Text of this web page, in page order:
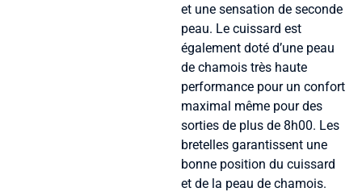
et une sensation de seconde
peau. Le cuissard est
également doté d’une peau
de chamois très haute
performance pour un confort
maximal même pour des
sorties de plus de 8h00. Les
bretelles garantissent une
bonne position du cuissard
et de la peau de chamois.